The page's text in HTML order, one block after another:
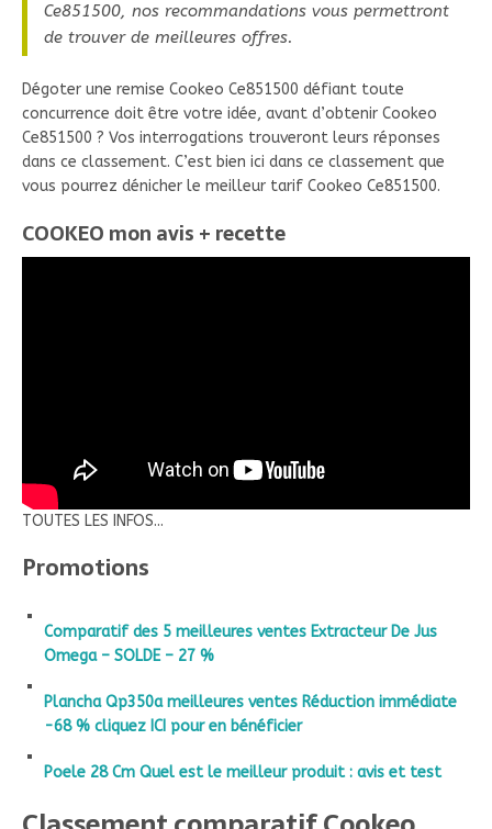
Ce851500, nos recommandations vous permettront
de trouver de meilleures offres.
Dégoter une remise Cookeo Ce851500 défiant toute
concurrence doit être votre idée, avant d’obtenir Cookeo
Ce851500 ? Vos interrogations trouveront leurs réponses
dans ce classement. C’est bien ici dans ce classement que
vous pourrez dénicher le meilleur tarif Cookeo Ce851500.
COOKEO mon avis + recette
TOUTES LES INFOS...
Promotions
Comparatif des 5 meilleures ventes Extracteur De Jus
Omega – SOLDE – 27 %
Plancha Qp350a meilleures ventes Réduction immédiate
-68 % cliquez ICI pour en bénéficier
Poele 28 Cm Quel est le meilleur produit : avis et test